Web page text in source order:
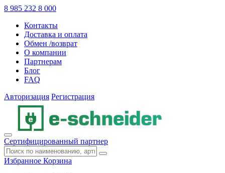
8 985 232 8 000
Контакты
Доставка и оплата
Обмен /возврат
О компании
Партнерам
Блог
FAQ
Авторизация Регистрация
Сертифицированный партнер
Избранное Корзина